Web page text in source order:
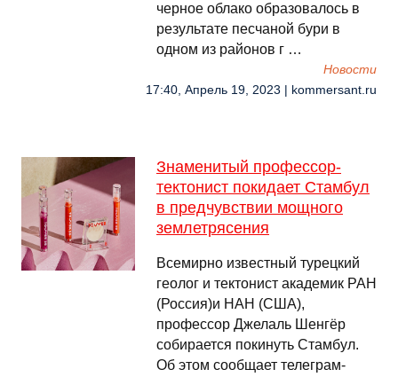
черное облако образовалось в
результате песчаной бури в
одном из районов г …
Новости
17:40, Апрель 19, 2023 | kommersant.ru
Знаменитый профессор-
тектонист покидает Стамбул
в предчувствии мощного
землетрясения
Всемирно известный турецкий
геолог и тектонист академик РАН
(Россия)и НАН (США),
профессор Джелаль Шенгёр
собирается покинуть Стамбул.
Об этом сообщает телеграм-